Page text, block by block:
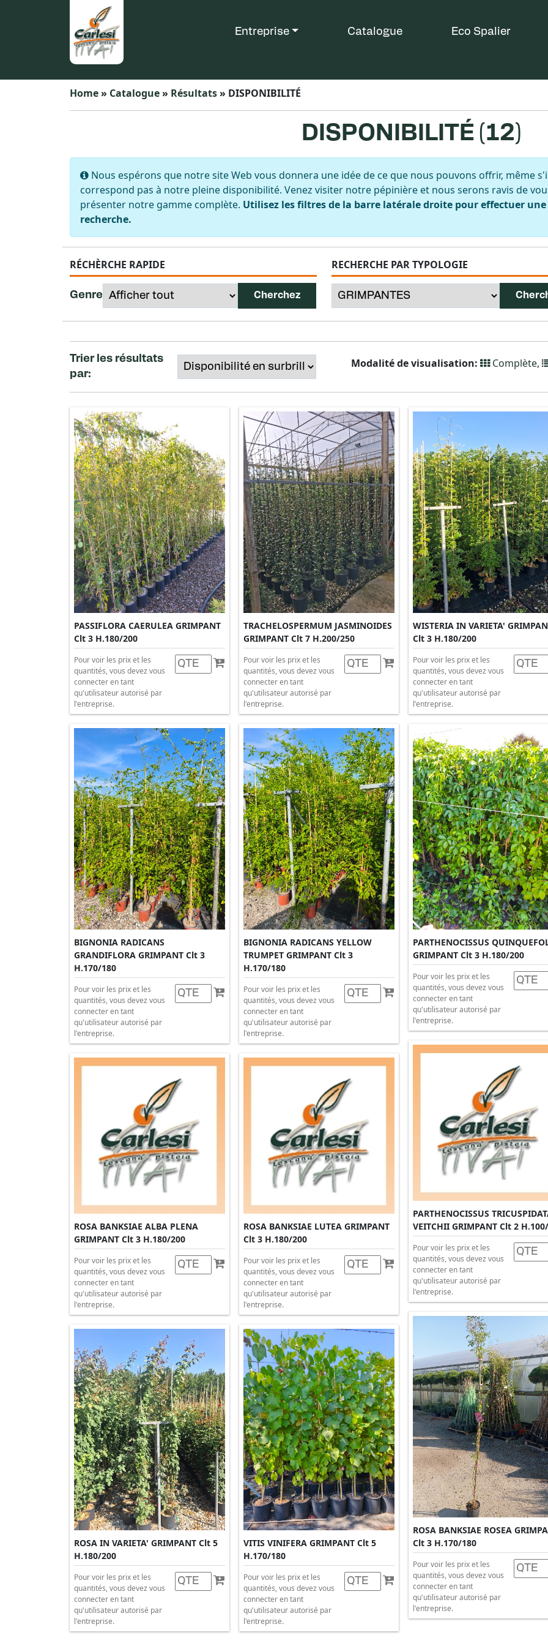
Entreprise Catalogue Eco Spalier
Home» Catalogue» Résultats» DISPONIBILITÉ
DISPONIBILITÉ (12)
Nous espérons que notre site Web vous donnera une idée de ce que nous pouvons offrir, même
correspond pas à notre pleine disponibilité. Venez visiter notre pépinière et nous serons ravis de
présenter notre gamme complète. Utilisez les filtres de la barre latérale droite pour effectuer une
recherche.
RÉCHÈRCHE RAPIDE
Genre
RECHERCHE PAR TYPOLOGIE
Trier les résultats
par:
Modalité de visualisation: Complète,
PASSIFLORA CAERULEA GRIMPANT
Clt 3 H.180/200
Pour voir les prix et les
quantités, vous devez vous
connecter en tant
qu'utilisateur autorisé par
l'entreprise.
TRACHELOSPERMUM JASMINOIDES
GRIMPANT Clt 7 H.200/250
Pour voir les prix et les
quantités, vous devez vous
connecter en tant
qu'utilisateur autorisé par
l'entreprise.
WISTERIA IN VARIETA'
Clt 3 H.180/200
Pour voir les prix et les
quantités, vous devez vous
connecter en tant
qu'utilisateur autorisé par
l'entreprise.
BIGNONIA RADICANS
GRANDIFLORA GRIMPANT Clt 3
H.170/180
Pour voir les prix et les
quantités, vous devez vous
connecter en tant
qu'utilisateur autorisé par
l'entreprise.
BIGNONIA RADICANS YELLOW
TRUMPET GRIMPANT Clt 3
H.170/180
Pour voir les prix et les
quantités, vous devez vous
connecter en tant
qu'utilisateur autorisé par
l'entreprise.
PARTHENOCISSUS
GRIMPANT Clt 3 H.180/200
Pour voir les prix et les
quantités, vous devez vous
connecter en tant
qu'utilisateur autorisé par
l'entreprise.
PARTHENOCISSUS
VEITCHII GRIMPANT Clt 2
Pour voir les prix et les
quantités, vous devez vous
connecter en tant
qu'utilisateur autorisé par
l'entreprise.
ROSA BANKSIAE ALBA PLENA
GRIMPANT Clt 3 H.180/200
Pour voir les prix et les
quantités, vous devez vous
connecter en tant
qu'utilisateur autorisé par
l'entreprise.
ROSA BANKSIAE LUTEA GRIMPANT
Clt 3 H.180/200
Pour voir les prix et les
quantités, vous devez vous
connecter en tant
qu'utilisateur autorisé par
l'entreprise.
ROSA BANKSIAE ROSEA
Clt 3 H.170/180
Pour voir les prix et les
quantités, vous devez vous
connecter en tant
qu'utilisateur autorisé par
l'entreprise.
ROSA IN VARIETA' GRIMPANT Clt 5
H.180/200
Pour voir les prix et les
quantités, vous devez vous
connecter en tant
qu'utilisateur autorisé par
l'entreprise.
VITIS VINIFERA GRIMPANT Clt 5
H.170/180
Pour voir les prix et les
quantités, vous devez vous
connecter en tant
qu'utilisateur autorisé par
l'entreprise.